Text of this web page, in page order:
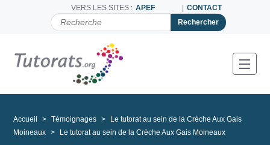
VERS LES SITES : APEF CONTACT
C
R
C
A
Accueil Témoignages
Le tutorat au sein de la Crèche Aux Gais
Moineaux
Le tutorat au sein de la Crèche Aux Gais Moineaux